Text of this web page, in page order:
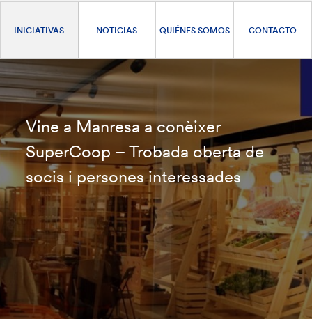
INICIATIVAS NOTICIAS QUIÉNES SOMOS CONTACTO
Vine a Manresa a conèixer
SuperCoop – Trobada oberta de
socis i persones interessades